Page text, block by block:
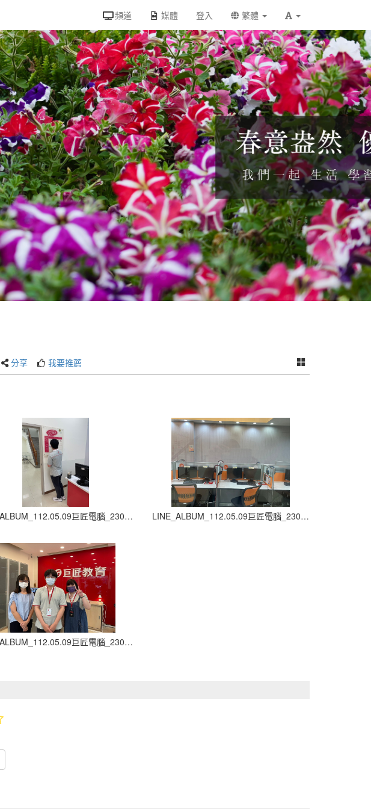
頻道 媒體 登入 繁體
分享 我要推薦
LINE_ALBUM_112.05.09巨匠電腦_230907_3 LINE_ALBUM_112.05.09巨匠電腦_230907_4
LINE_ALBUM_112.05.09巨匠電腦_230907_7